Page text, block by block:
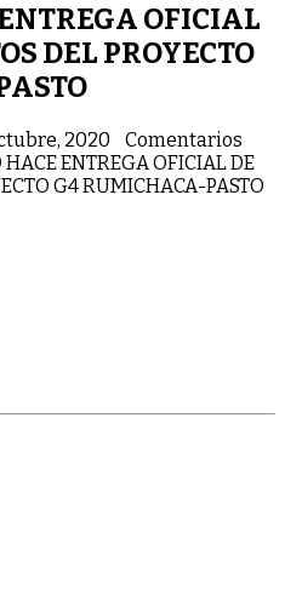
OFICIAL
DEL PROYECTO
2020
Comentarios
ENTREGA OFICIAL DE
G4 RUMICHACA-PASTO